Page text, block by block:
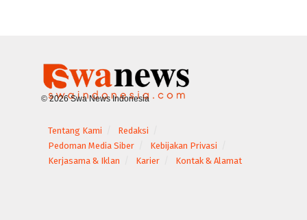
© 2026 Swa News Indonesia
Tentang Kami
Redaksi
Pedoman Media Siber
Kebijakan Privasi
Kerjasama & Iklan
Karier Kontak & Alamat